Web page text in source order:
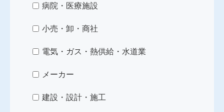
病院・医療施設
小売・卸・商社
電気・ガス・熱供給・水道業
メーカー
建設・設計・施工